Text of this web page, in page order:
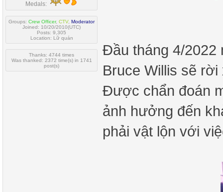
Medals:
Groups: Crew Officer, CTV, Moderator
Joined: 10/20/2010(UTC)
Posts: 9,305
Location: Lữ quán
Thanks: 4744 times
Was thanked: 2372 time(s) in 1741
post(s)
Đầu tháng 4/2022
Bruce Willis sẽ
Được chẩn đoán
ảnh hưởng đến
phải vật lộn với